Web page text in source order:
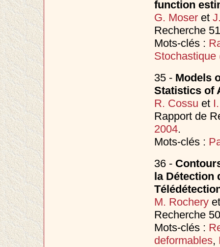
function
G. Moseret
Recherche
Mots-clés :
Stochastique
35 - Models
Statistics of
R. Cossu et
Rapport de
2004.
Mots-clés :
36 -
la Détection
M. Rochery
Recherche
Mots-clés :
deformables,